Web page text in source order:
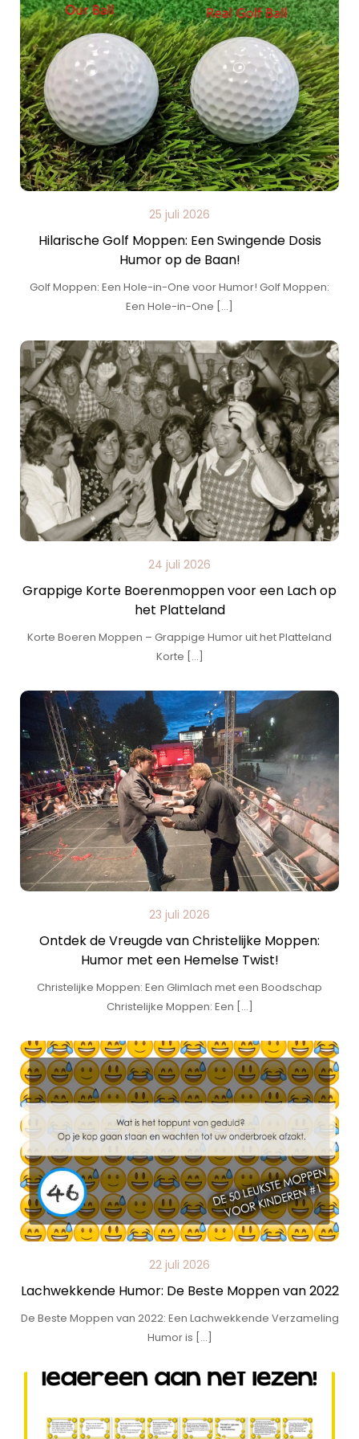
25 juli 2026
Hilarische Golf Moppen: Een Swingende Dosis
Humor op de Baan!
Golf Moppen: Een Hole-in-One voor Humor! Golf Moppen:
Een Hole-in-One […]
24 juli 2026
Grappige Korte Boerenmoppen voor een Lach op
het Platteland
Korte Boeren Moppen – Grappige Humor uit het Platteland
Korte […]
23 juli 2026
Ontdek de Vreugde van Christelijke Moppen:
Humor met een Hemelse Twist!
Christelijke Moppen: Een Glimlach met een Boodschap
Christelijke Moppen: Een […]
22 juli 2026
Lachwekkende Humor: De Beste Moppen van 2022
De Beste Moppen van 2022: Een Lachwekkende Verzameling
Humor is […]